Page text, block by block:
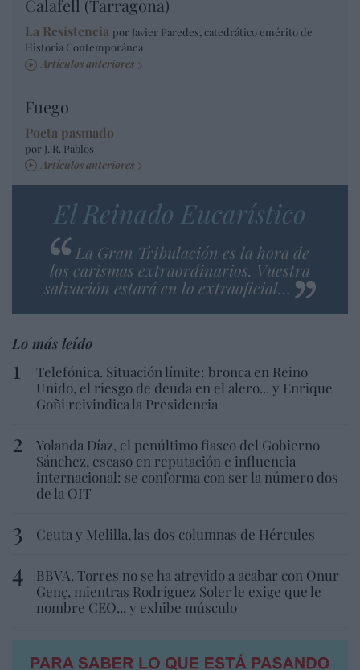
Calafell (Tarragona)
La Resistencia por Javier Paredes, catedrático emérito de
Historia Contemporánea
Artículos anteriores
Fuego
Poeta pasmado
por J. R. Pablos
Artículos anteriores
El Reinado Eucarístico
La Gran Tribulación es la hora de
los carismas extraordinarios. Vuestra
salvación estará en lo extraoficial…
Lo más leído
Telefónica. Situación límite: bronca en Reino
Unido, el riesgo de deuda en el alero... y Enrique
Goñi reivindica la Presidencia
Yolanda Díaz, el penúltimo fiasco del Gobierno
Sánchez, escaso en reputación e influencia
internacional: se conforma con ser la número dos
de la OIT
Ceuta y Melilla, las dos columnas de Hércules
BBVA. Torres no se ha atrevido a acabar con Onur
Genç, mientras Rodríguez Soler le exige que le
nombre CEO... y exhibe músculo